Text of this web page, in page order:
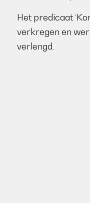
Het predicaat
verkregen en
verlengd.